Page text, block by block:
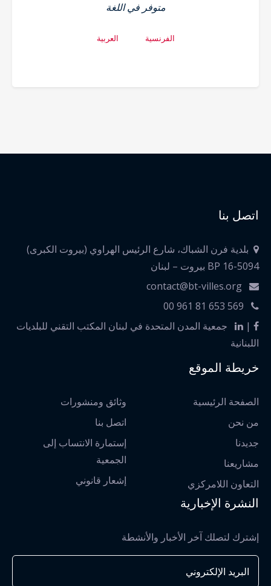
متوفر في اللغة
الفرنسية العربية
اتصل بنا
بلدية فرن الشباك، شارع الرئيس الهراوي (بيروت الكبرى)
BP 16-5094 بيروت – لبنان
00 961 81 653 569
|
جمعية المدن المتحدة في لبنان المكتب التقني للبلديات
اللبنانية
خريطة الموقع
الصفحة الرئيسية
من نحن
جديدنا
مشاريعنا
التعاون اللامركزي
وثائق ومنشورات
اتصل بنا
إستمارة الانتساب إلى
الجمعية
إشعار قانوني
النشرة الإخبارية
إشترك لتصلك آخر الأخبار والأنشطة